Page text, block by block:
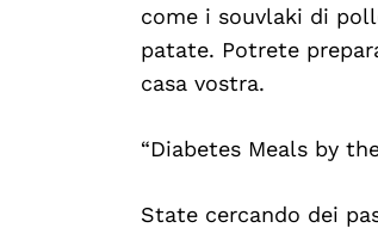
come i souvlaki di
patate. Potrete
casa vostra.
“Diabetes Meals by
State cercando dei